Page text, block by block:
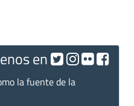
en
la fuente de la